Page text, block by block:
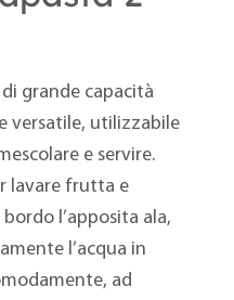
grande capacità
versatile, utilizzabile
e servire.
lavare frutta e
l’apposita ala,
l’acqua in
ad